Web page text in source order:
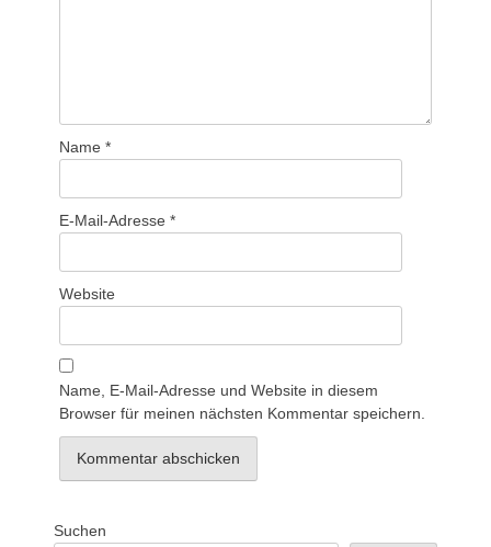
Name *
E-Mail-Adresse *
Website
Name, E-Mail-Adresse und Website in diesem
Browser für meinen nächsten Kommentar speichern.
Suchen